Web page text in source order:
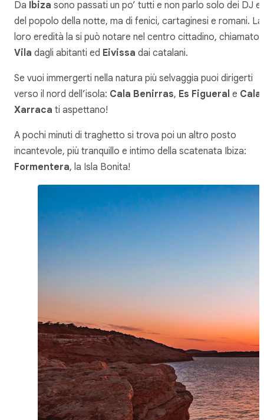
Da Ibiza sono passati un po’ tutti e non parlo solo dei DJ e
del popolo della notte, ma di fenici, cartaginesi e romani. La
loro eredità la si può notare nel centro cittadino, chiamato
Vila dagli abitanti ed Eivissa dai catalani.
Se vuoi immergerti nella natura più selvaggia puoi dirigerti
verso il nord dell’isola: Cala Benirras, Es Figueral e Cala
Xarraca ti aspettano!
A pochi minuti di traghetto si trova poi un altro posto
incantevole, più tranquillo e intimo della scatenata Ibiza:
Formentera, la Isla Bonita!